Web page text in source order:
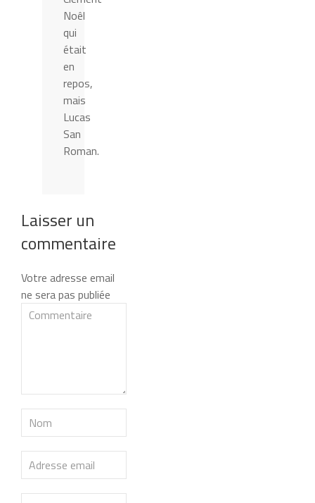
Noêl
qui
était
en
repos,
mais
Lucas
San
Roman.
Laisser un
commentaire
Votre adresse email
ne sera pas publiée